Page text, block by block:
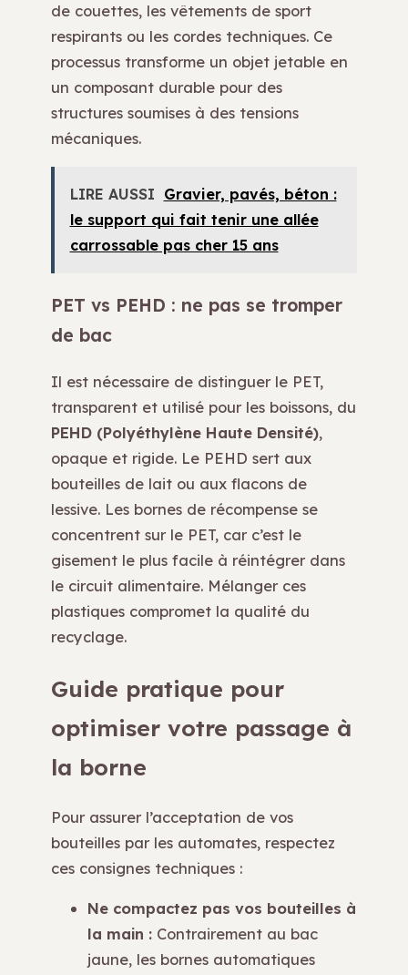
de couettes, les vêtements de sport
respirants ou les cordes techniques. Ce
processus transforme un objet jetable en
un composant durable pour des
structures soumises à des tensions
mécaniques.
LIRE AUSSI Gravier, pavés, béton :
le support qui fait tenir une allée
carrossable pas cher 15 ans
PET vs PEHD : ne pas se tromper
de bac
Il est nécessaire de distinguer le PET,
transparent et utilisé pour les boissons, du
PEHD (Polyéthylène Haute Densité),
opaque et rigide. Le PEHD sert aux
bouteilles de lait ou aux flacons de
lessive. Les bornes de récompense se
concentrent sur le PET, car c’est le
gisement le plus facile à réintégrer dans
le circuit alimentaire. Mélanger ces
plastiques compromet la qualité du
recyclage.
Guide pratique pour
optimiser votre passage à
la borne
Pour assurer l’acceptation de vos
bouteilles par les automates, respectez
ces consignes techniques :
Ne compactez pas vos bouteilles à
la main : Contrairement au bac
jaune, les bornes automatiques